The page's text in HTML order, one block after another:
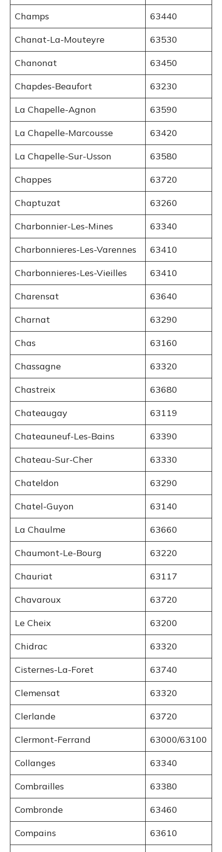
Champs 63440
Chanat-La-Mouteyre 63530
Chanonat 63450
Chapdes-Beaufort 63230
La Chapelle-Agnon 63590
La Chapelle-Marcousse 63420
La Chapelle-Sur-Usson 63580
Chappes 63720
Chaptuzat 63260
Charbonnier-Les-Mines 63340
Charbonnieres-Les-Varennes 63410
Charbonnieres-Les-Vieilles 63410
Charensat 63640
Charnat 63290
Chas 63160
Chassagne 63320
Chastreix 63680
Chateaugay 63119
Chateauneuf-Les-Bains 63390
Chateau-Sur-Cher 63330
Chateldon 63290
Chatel-Guyon 63140
La Chaulme 63660
Chaumont-Le-Bourg 63220
Chauriat 63117
Chavaroux 63720
Le Cheix 63200
Chidrac 63320
Cisternes-La-Foret 63740
Clemensat 63320
Clerlande 63720
Clermont-Ferrand 63000/63100
Collanges 63340
Combrailles 63380
Combronde 63460
Compains 63610